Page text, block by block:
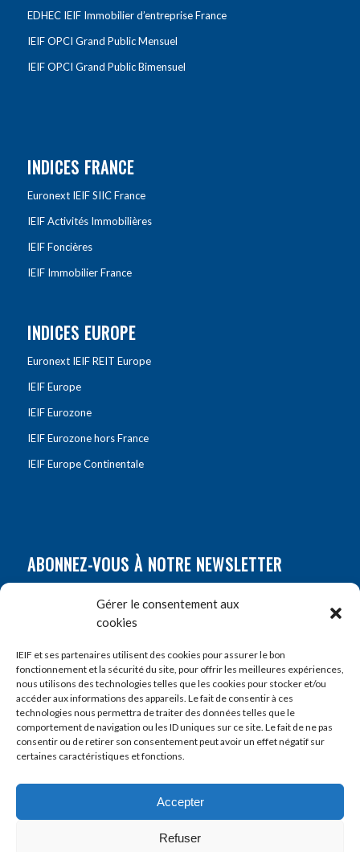
Gérer le consentement aux
cookies
IEIF et ses partenaires utilisent des cookies pour assurer le bon
fonctionnement et la sécurité du site, pour offrir les meilleures expériences,
nous utilisons des technologies telles que les cookies pour stocker et/ou
accéder aux informations des appareils. Le fait de consentir à ces
technologies nous permettra de traiter des données telles que le
comportement de navigation ou les ID uniques sur ce site. Le fait de ne pas
consentir ou de retirer son consentement peut avoir un effet négatif sur
certaines caractéristiques et fonctions.
Accepter
Refuser
EDHEC IEIF Immobilier d’entreprise France
IEIF OPCI Grand Public Mensuel
IEIF OPCI Grand Public Bimensuel
INDICES FRANCE
Euronext IEIF SIIC France
IEIF Activités Immobilières
IEIF Foncières
IEIF Immobilier France
INDICES EUROPE
Euronext IEIF REIT Europe
IEIF Europe
IEIF Eurozone
IEIF Eurozone hors France
IEIF Europe Continentale
ABONNEZ-VOUS À NOTRE NEWSLETTER
Prénom*
E-mail*